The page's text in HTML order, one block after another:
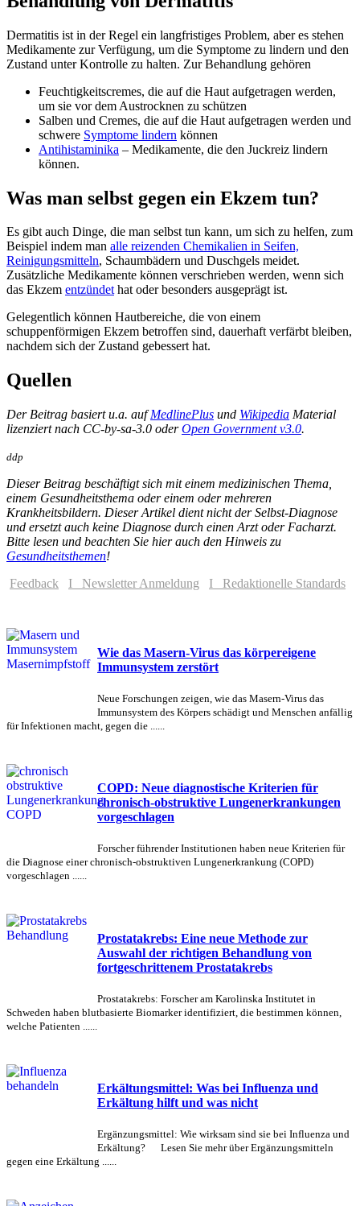
Dermatitis ist in der Regel ein langfristiges Problem, aber es stehen
Medikamente zur Verfügung, um die Symptome zu lindern und den
Zustand unter Kontrolle zu halten. Zur Behandlung gehören
Feuchtigkeitscremes, die auf die Haut aufgetragen werden,
um sie vor dem Austrocknen zu schützen
Salben und Cremes, die auf die Haut aufgetragen werden und
schwere Symptome lindern können
Antihistaminika – Medikamente, die den Juckreiz lindern
können.
Was man selbst gegen ein Ekzem tun?
Es gibt auch Dinge, die man selbst tun kann, um sich zu helfen, zum
Beispiel indem man alle reizenden Chemikalien in Seifen,
Reinigungsmitteln, Schaumbädern und Duschgels meidet.
Zusätzliche Medikamente können verschrieben werden, wenn sich
das Ekzem entzündethat oder besonders ausgeprägt ist.
Gelegentlich können Hautbereiche, die von einem
schuppenförmigen Ekzem betroffen sind, dauerhaft verfärbt bleiben,
nachdem sich der Zustand gebessert hat.
Quellen
Der Beitrag basiert u.a. aufMedlinePlus und Wikipedia Material
lizenziert nach CC-by-sa-3.0 oderOpen Government v3.0.
ddp
Dieser Beitrag beschäftigt sich mit einem medizinischen Thema,
einem Gesundheitsthema oder einem oder mehreren
Krankheitsbildern. Dieser Artikel dient nicht der Selbst-Diagnose
und ersetzt auch keine Diagnose durch einen Arzt oder Facharzt.
Bitte lesen und beachten Sie hier auch den Hinweis zu
Gesundheitsthemen!
Feedback
I Newsletter Anmeldung I Redaktionelle Standards
Wie das Masern-Virus das körpereigene
Immunsystem zerstört
Neue Forschungen zeigen, wie das Masern-Virus das
Immunsystem des Körpers schädigt und Menschen anfällig
für Infektionen macht, gegen die ......
COPD: Neue diagnostische Kriterien für
chronisch-obstruktive Lungenerkrankungen
vorgeschlagen
Forscher führender Institutionen haben neue Kriterien für
die Diagnose einer chronisch-obstruktiven Lungenerkrankung (COPD)
vorgeschlagen ......
Prostatakrebs: Eine neue Methode zur
Auswahl der richtigen Behandlung von
fortgeschrittenem Prostatakrebs
Prostatakrebs: Forscher am Karolinska Institutet in
Schweden haben blutbasierte Biomarker identifiziert, die bestimmen können,
welche Patienten ......
Erkältungsmittel: Was bei Influenza und
Erkältung hilft und was nicht
Ergänzungsmittel: Wie wirksam sind sie bei Influenza und
Erkältung? Lesen Sie mehr über Ergänzungsmitteln
gegen eine Erkältung ......